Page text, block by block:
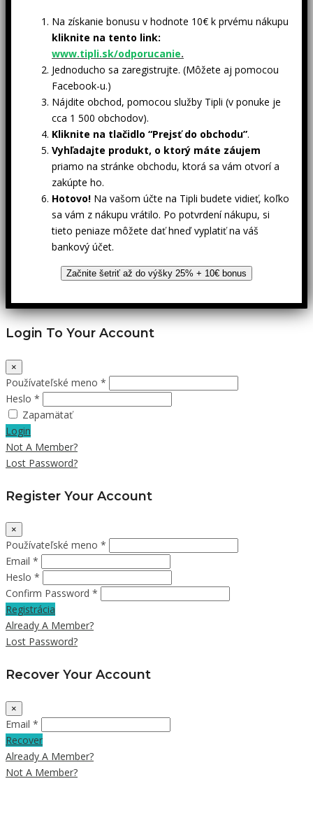
Na získanie bonusu v hodnote 10€ k prvému nákupu
kliknite na tento link:
www.tipli.sk/odporucanie.
Jednoducho sa zaregistrujte. (Môžete aj pomocou
Facebook-u.)
Nájdite obchod, pomocou služby Tipli (v ponuke je
cca 1 500 obchodov).
Kliknite na tlačidlo “Prejsť do obchodu”.
Vyhľadajte produkt, o ktorý máte záujem
priamo na stránke obchodu, ktorá sa vám otvorí a
zakúpte ho.
Hotovo! Na vašom účte na Tipli budete vidieť, koľko
sa vám z nákupu vrátilo. Po potvrdení nákupu, si
tieto peniaze môžete dať hneď vyplatiť na váš
bankový účet.
Začnite šetriť až do výšky 25% + 10€ bonus
Login To Your Account
×
Používateľské meno *
Heslo *
Zapamätať
Login
Not A Member?
Lost Password?
Register Your Account
×
Používateľské meno *
Email *
Heslo *
Confirm Password *
Registrácia
Already A Member?
Lost Password?
Recover Your Account
×
Email *
Recover
Already A Member?
Not A Member?